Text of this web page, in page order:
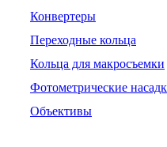
Конвертеры
Переходные кольца
Кольца для макросъемки
Фотометрические
Объективы